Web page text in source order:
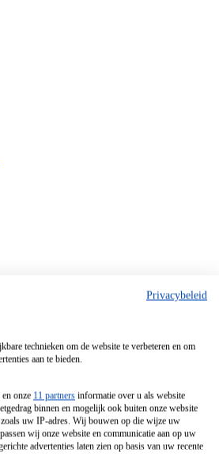
Privacybeleid
technieken om de website te verbeteren en om
aan te bieden.
onze 11 partners informatie over u als website
binnen en mogelijk ook buiten onze website
zoals uw IP-adres. Wij bouwen op die wijze uw
wij onze website en communicatie aan op uw
advertenties laten zien op basis van uw recente